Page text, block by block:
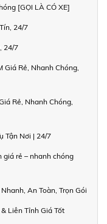
[GỌI LÀ CÓ XE]
24/7
24/7
Giá Rẻ, Nhanh Chóng,
Rẻ, Nhanh Chóng,
Tận Nơi | 24/7
giá rẻ – nhanh chóng
An Toàn, Trọn Gói
Liên Tỉnh Giá Tốt